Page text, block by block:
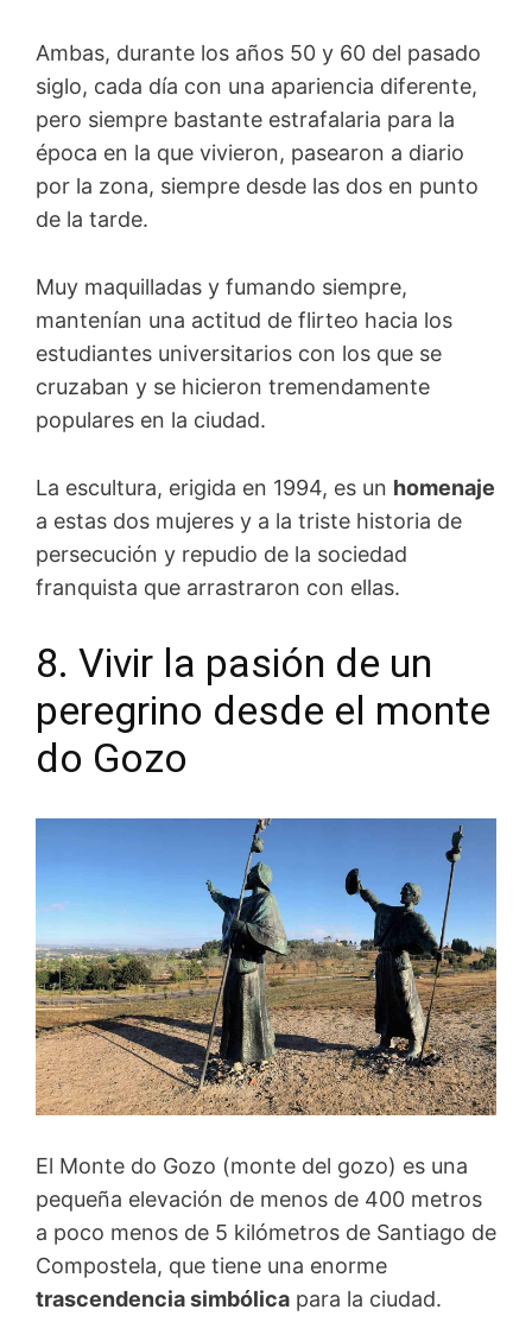
Ambas, durante los años 50 y 60 del pasado
siglo, cada día con una apariencia diferente,
pero siempre bastante estrafalaria para la
época en la que vivieron, pasearon a diario
por la zona, siempre desde las dos en punto
de la tarde.
Muy maquilladas y fumando siempre,
mantenían una actitud de flirteo hacia los
estudiantes universitarios con los que se
cruzaban y se hicieron tremendamente
populares en la ciudad.
La escultura, erigida en 1994, es un homenaje
a estas dos mujeres y a la triste historia de
persecución y repudio de la sociedad
franquista que arrastraron con ellas.
8. Vivir la pasión de un
peregrino desde el monte
do Gozo
El Monte do Gozo (monte del gozo) es una
pequeña elevación de menos de 400 metros
a poco menos de 5 kilómetros de Santiago de
Compostela, que tiene una enorme
trascendencia simbólica para la ciudad.